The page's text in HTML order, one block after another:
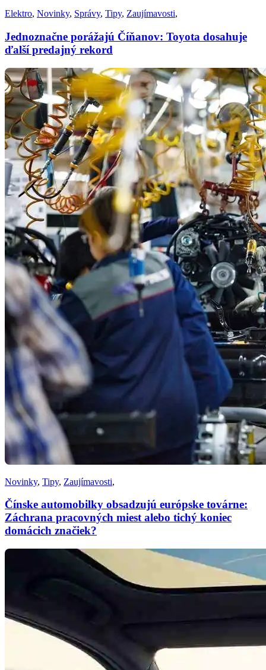
Elektro, Novinky, Správy, Tipy, Zaujímavosti,
Jednoznačne porážajú Číňanov: Toyota dosahuje
ďalší predajný rekord
Novinky, Tipy, Zaujímavosti,
Čínske automobilky obsadzujú európske továrne:
Záchrana pracovných miest alebo tichý koniec
domácich značiek?